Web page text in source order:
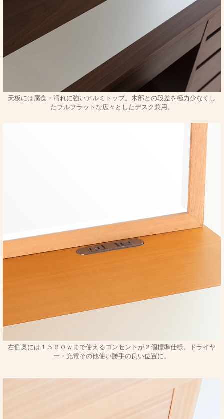
天板には腐食・汚れに強いアルミトップ。木部との段差を極力少なくし
たフルフラットな広々としたデスク兼用。
右側奥には１５００ｗまで使えるコンセントが２個標準仕様。ドライヤ
ー・充電その他使い勝手の良い位置に。